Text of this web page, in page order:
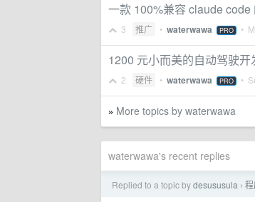
一款 100%兼容 claude
3 推广 • waterwawa PRO •
1200 元小而美的自动驾驶开
2 硬件 • waterwawa PRO •
» More topics by waterwawa
waterwawa's recent replies
Replied to a topic bydesususula ›